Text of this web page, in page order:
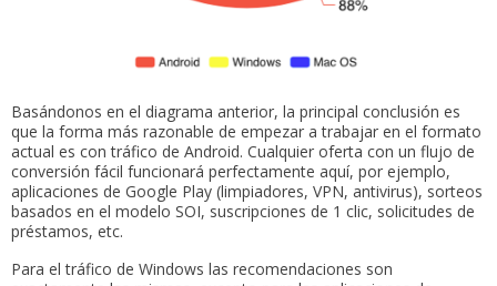
Basándonos en el diagrama anterior, la principal conclusión es
que la forma más razonable de empezar a trabajar en el formato
actual es con tráfico de Android. Cualquier oferta con un flujo de
conversión fácil funcionará perfectamente aquí, por ejemplo,
aplicaciones de Google Play (limpiadores, VPN, antivirus), sorteos
basados en el modelo SOI, suscripciones de 1 clic, solicitudes de
préstamos, etc.
Para el tráfico de Windows las recomendaciones son